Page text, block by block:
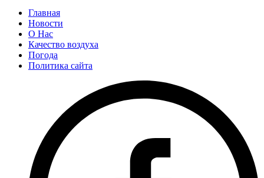
Главная
Новости
О Нас
Качество воздуха
Погода
Политика сайта